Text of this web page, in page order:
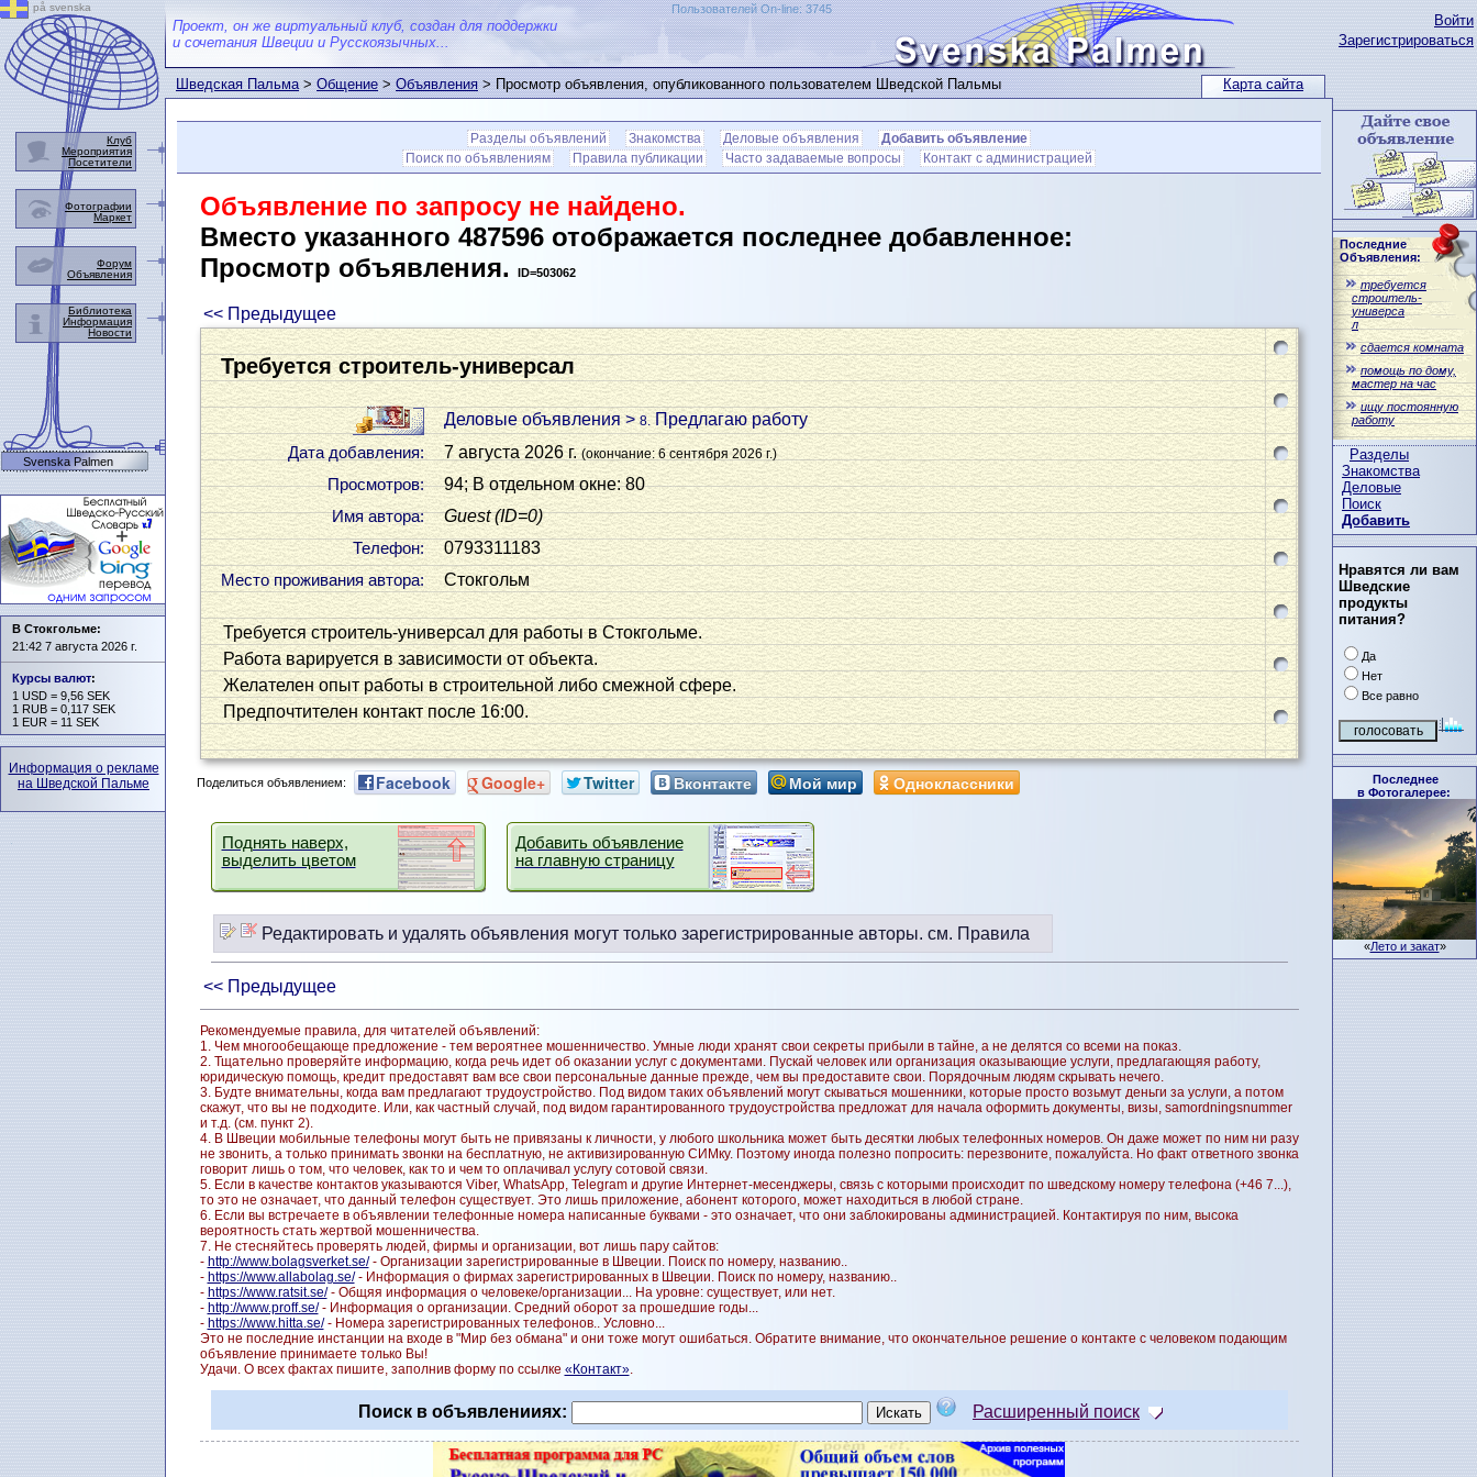
Карта сайта
Войти
Зарегистрироваться
Последние
Объявления:
требуется
строитель-
универса
л
сдается комната
помощь по дому,
мастер на час
ищу постоянную
работу
Разделы
Знакомства
Деловые
Поиск
Добавить
Нравятся ли вам
Шведские
продукты
питания?
Да
Нет
Все равно
Последнее
в Фотогалерее:
«Лето и закат»
Проект, он же виртуальный клуб, создан для поддержки
и сочетания Швеции и Русскоязычных...
Пользователей On-line: 3745
Шведская Пальма>Общение>Объявления> Просмотр объявления, опубликованного пользователем Шведской Пальмы
Разделы объявлений Знакомства Деловые объявления
Добавить объявление
Поиск по объявлениям
Правила публикации Часто задаваемые вопросы Контакт с администрацией
Объявление по запросу не найдено.
Вместо указанного 487596 отображается последнее добавленное:
Просмотр объявления.
ID=503062
<< Предыдущее
Требуется строитель-универсал
Деловые объявления >8.Предлагаю работу
Дата добавления: 7 августа 2026 г.(окончание: 6 сентября 2026 г.)
Просмотров: 94; В отдельном окне: 80
Имя автора: Guest (ID=0)
Телефон: 0793311183
Место проживания автора: Стокгольм
Требуется строитель-универсал для работы в Стокгольме.
Работа варируется в зависимости от объекта.
Желателен опыт работы в строительной либо смежной сфере.
Предпочтителен контакт после 16:00.
Поделиться объявлением: Facebook Google+ Twitter Вконтакте Мой мир Одноклассники
Поднять наверх,
выделить цветом
Добавить объявление
на главную страницу
Редактировать и удалять объявления могут только зарегистрированные авторы. см. Правила
<< Предыдущее
Рекомендуемые правила, для читателей объявлений:
1. Чем многообещающе предложение - тем вероятнее мошенничество. Умные люди хранят свои секреты прибыли в тайне, а не делятся со всеми на показ.
2. Тщательно проверяйте информацию, когда речь идет об оказании услуг с документами. Пускай человек или организация оказывающие услуги, предлагающяя работу,
юридическую помощь, кредит предоставят вам все свои персональные данные прежде, чем вы предоставите свои. Порядочным людям скрывать нечего.
3. Будте внимательны, когда вам предлагают трудоустройство. Под видом таких объявлений могут скываться мошенники, которые просто возьмут деньги за услуги, а потом
скажут, что вы не подходите. Или, как частный случай, под видом гарантированного трудоустройства предложат для начала оформить документы, визы, samordningsnummer
и т.д. (см. пункт 2).
4. В Швеции мобильные телефоны могут быть не привязаны к личности, у любого школьника может быть десятки любых телефонных номеров. Он даже может по ним ни разу
не звонить, а только принимать звонки на бесплатную, не активизированную СИМку. Поэтому иногда полезно попросить: перезвоните, пожалуйста. Но факт ответного звонка
говорит лишь о том, что человек, как то и чем то оплачивал услугу сотовой связи.
5. Если в качестве контактов указываются Viber, WhatsApp, Telegram и другие Интернет-месенджеры, связь с которыми происходит по шведскому номеру телефона (+46 7...),
то это не означает, что данный телефон существует. Это лишь приложение, абонент которого, может находиться в любой стране.
6. Если вы встречаете в объявлении телефонные номера написанные буквами - это означает, что они заблокированы администрацией. Контактируя по ним, высока
вероятность стать жертвой мошенничества.
7. Не стесняйтесь проверять людей, фирмы и организации, вот лишь пару сайтов:
- http://www.bolagsverket.se/- Организации зарегистрированные в Швеции. Поиск по номеру, названию..
- https://www.allabolag.se/- Информация о фирмах зарегистрированных в Швеции. Поиск по номеру, названию..
- https://www.ratsit.se/- Общяя информация о человеке/организации... На уровне: существует, или нет.
- http://www.proff.se/- Информация о организации. Средний оборот за прошедшие годы...
- https://www.hitta.se/- Номера зарегистрированных телефонов.. Условно...
Это не последние инстанции на входе в "Мир без обмана" и они тоже могут ошибаться. Обратите внимание, что окончательное решение о контакте с человеком подающим
объявление принимаете только Вы!
Удачи. О всех фактах пишите, заполнив форму по ссылке «Контакт».
Поиск в объявленииях: Расширенный поиск
på svenska
Клуб
Мероприятия
Посетители
Фотографии
Маркет
Форум
Объявления
Библиотека
Информация
Новости
Svenska Palmen
В Стокгольме:
21:42 7 августа 2026 г.
Курсы валют:
1 USD = 9,56 SEK
1 RUB = 0,117 SEK
1 EUR = 11 SEK
Информация о рекламе
на Шведской Пальме